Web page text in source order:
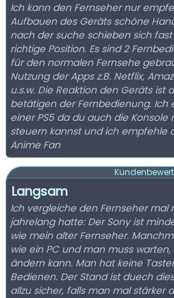
Ich kann den Fernseher nur
Aufbauen des Geräts schöne
nach der suche schieben sich
richtige Position. Es sind 2
für den normalen Fernsehe
Nutzung der Apps z.B. Netflix,
u.s.w. Die Reaktion den Geräts ist
betätigen der Fernbedienung.
einer PS5 da du auch die
steuern kannst und ich empfehle
Anime Fan
Langsam
Ich vergleiche den Fernseher
jahrelang hatte: Der Sony ist mindestens genauso langsam
wie mein alter Fernseher.
wie ein PC und man muss
ändern kann. Man hat keine Tasten am Fernseher zum
Bedienen. Der Stand ist duech diese modernen Füße nicht
allzu sicher, falls man mal stärker